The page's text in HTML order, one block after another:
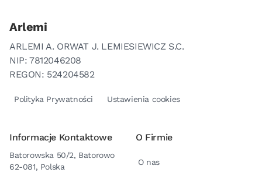
Arlemi
ARLEMI A. ORWAT J. LEMIESIEWICZ S.C.
NIP: 7812046208
REGON: 524204582
Polityka Prywatności Ustawienia cookies
Informacje Kontaktowe
Batorowska 50/2, Batorowo
62-081, Polska
O Firmie
O nas